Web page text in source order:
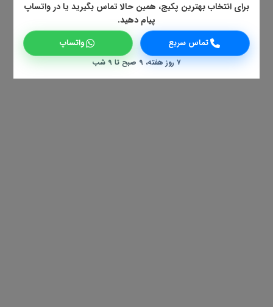
برای انتخاب بهترین پکیج، همین حالا تماس بگیرید یا در واتساپ
پیام دهید.
تماس سریع واتساپ
۷ روز هفته، ۹ صبح تا ۹ شب